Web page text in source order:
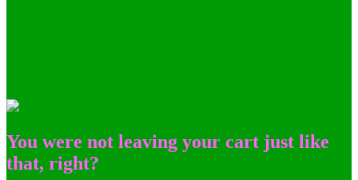
You were not leaving your cart just like
that, right?